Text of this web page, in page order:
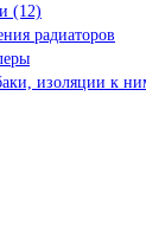
(12)
радиаторов
изоляции к